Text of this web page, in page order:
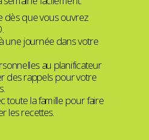
dès que vous ouvrez
une journée dans votre
au planificateur
des rappels pour votre
toute la famille pour faire
les recettes.